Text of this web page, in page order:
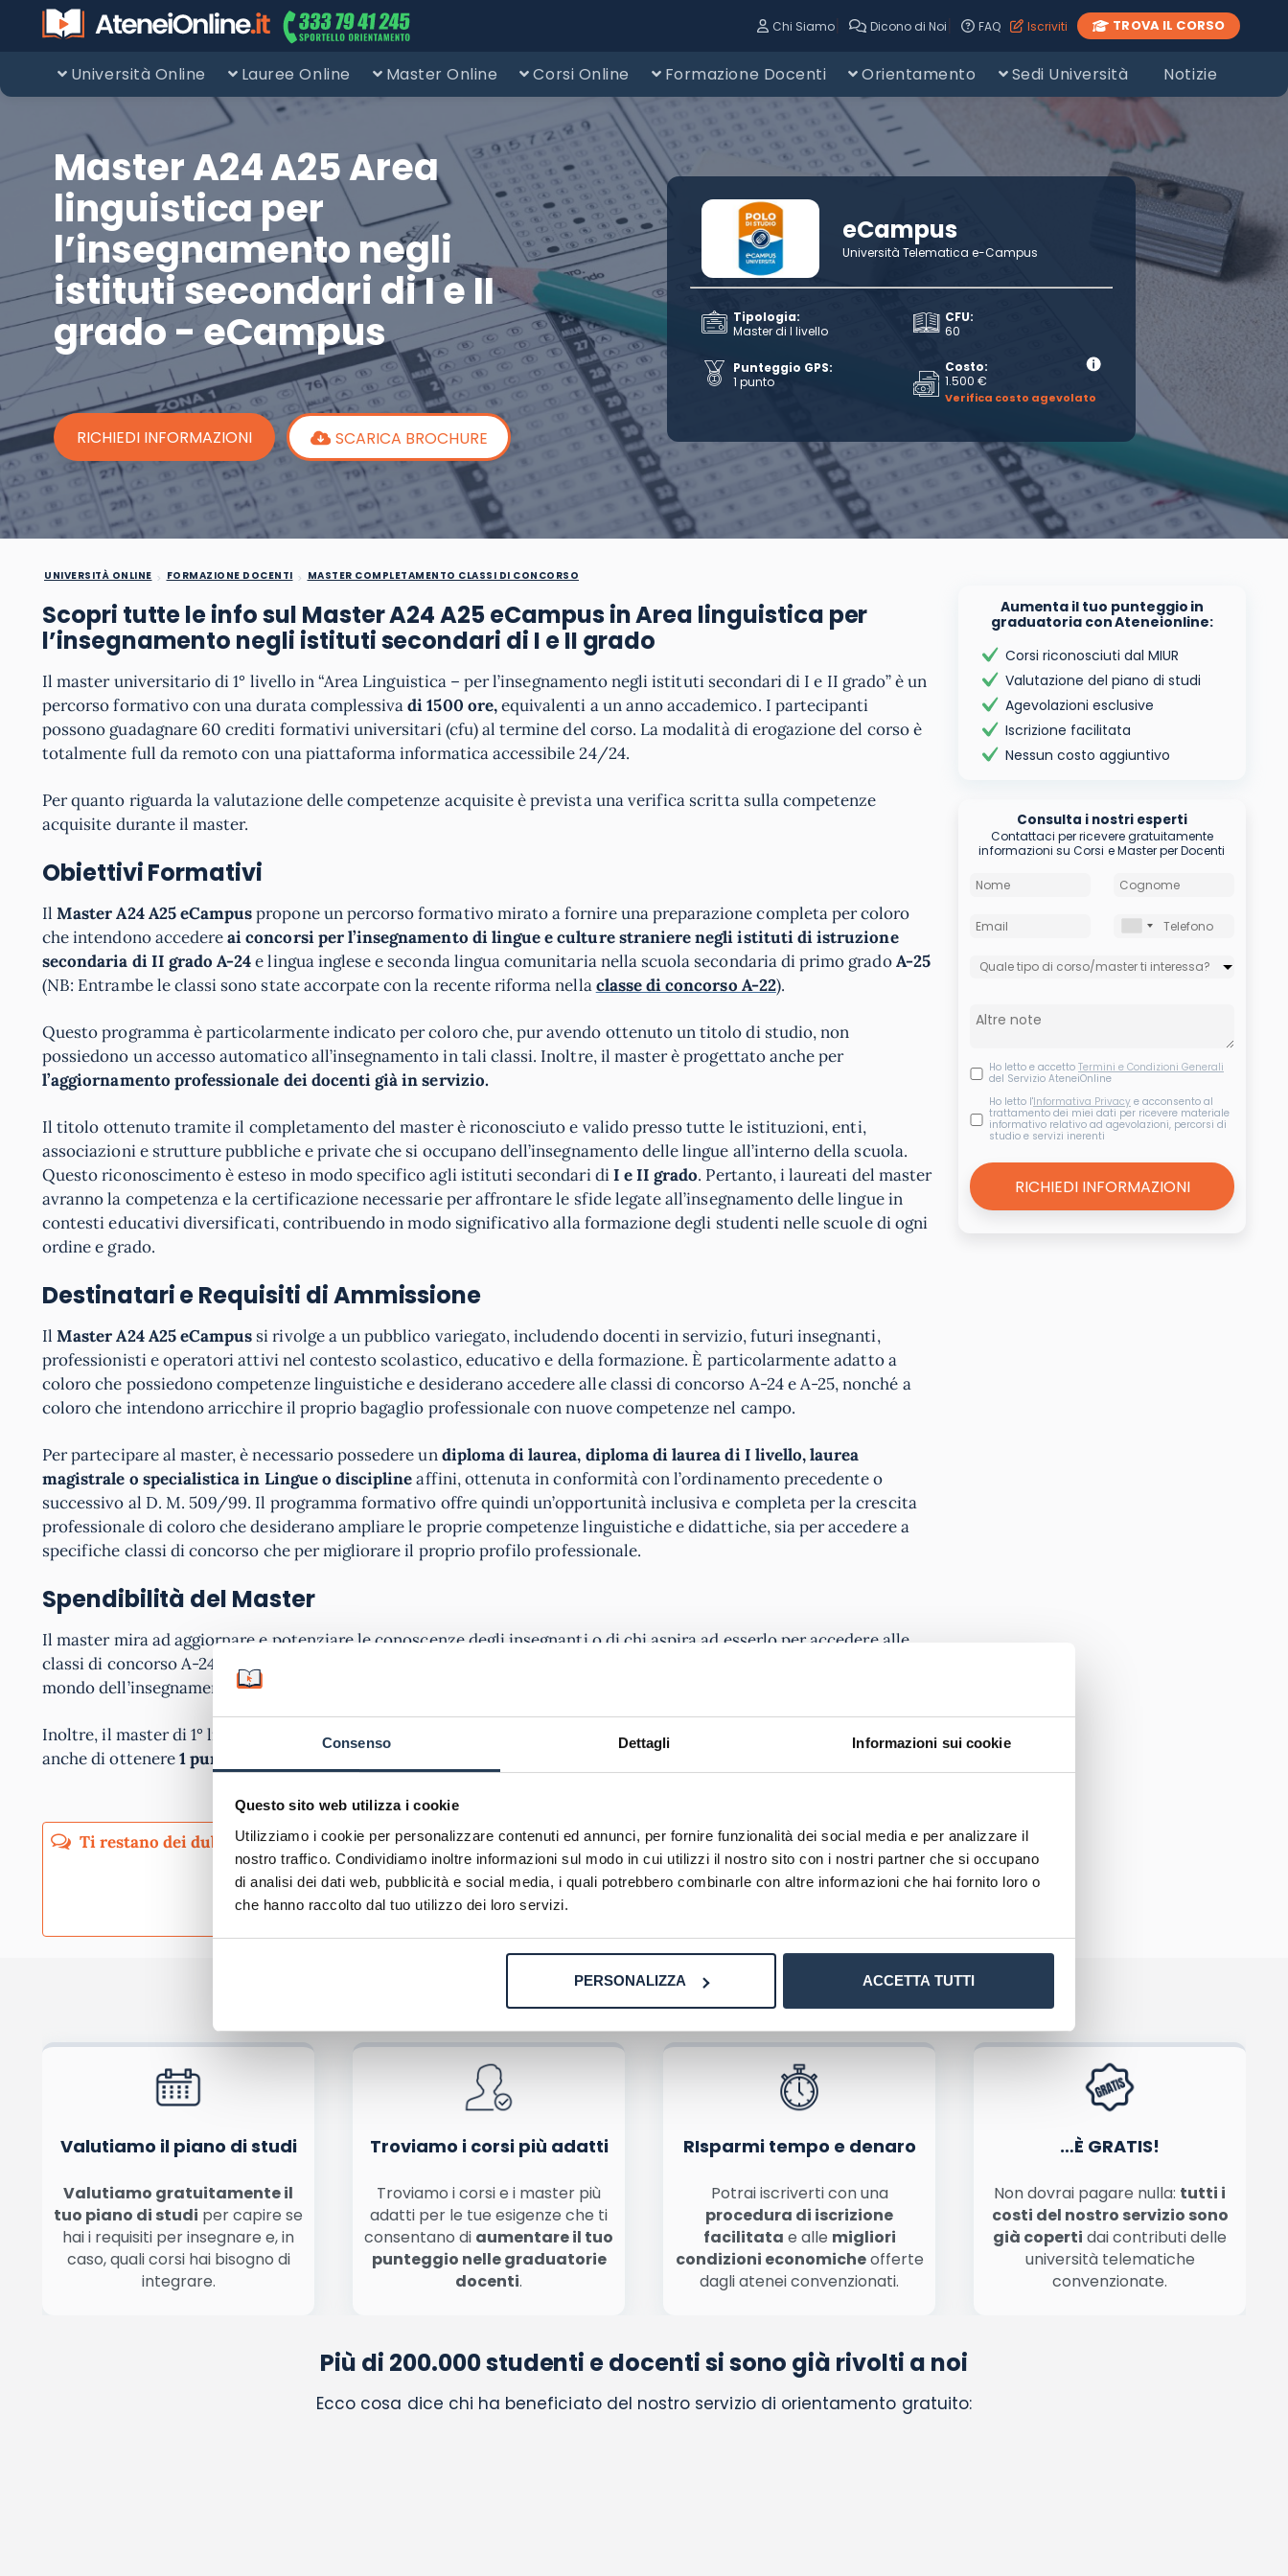
Consenso Dettagli Informazioni sui cookie
Questo sito web utilizza i cookie
Utilizziamo i cookie per personalizzare contenuti ed annunci, per fornire funzionalità dei social media e per analizzare il
nostro traffico. Condividiamo inoltre informazioni sul modo in cui utilizzi il nostro sito con i nostri partner che si occupano
di analisi dei dati web, pubblicità e social media, i quali potrebbero combinarle con altre informazioni che hai fornito loro o
che hanno raccolto dal tuo utilizzo dei loro servizi.
PERSONALIZZA ACCETTA TUTTI
Chi Siamo| Dicono di Noi| FAQ Iscriviti TROVA IL CORSO
Università Online Lauree Online Master Online Corsi Online Formazione Docenti Orientamento Sedi Università Notizie
Master A24 A25 Area
linguistica per
l’insegnamento negli
istituti secondari di I e II
grado - eCampus
RICHIEDI INFORMAZIONI SCARICA BROCHURE
eCampus
Università Telematica e-Campus
Tipologia:
Master di I livello
CFU:
60
Punteggio GPS:
1 punto
Costo:
1.500 €
Verifica costo agevolato
UNIVERSITÀ ONLINE FORMAZIONE DOCENTI MASTER COMPLETAMENTO CLASSI DI CONCORSO
Scopri tutte le info sul Master A24 A25eCampusin Area linguistica per
l’insegnamento negli istituti secondari di I e II grado
Il master universitario di 1° livello in “Area Linguistica – per l’insegnamento negli istituti secondari di I e II grado” è un
percorso formativo con una durata complessivadi 1500 ore,equivalenti a un anno accademico. I partecipanti
possono guadagnare 60 crediti formativi universitari (cfu) al termine del corso. La modalità di erogazione del corso è
totalmente full da remoto con una piattaforma informatica accessibile 24/24.
Per quanto riguarda la valutazione delle competenze acquisite è prevista una verifica scritta sulla competenze
acquisite durante il master.
Obiettivi Formativi
IlMaster A24 A25 eCampuspropone un percorso formativo mirato a fornire una preparazione completa per coloro
che intendono accedereai concorsi per l’insegnamento di lingue e culture straniere negli istituti di istruzione
secondaria di II grado A-24e lingua inglese e seconda lingua comunitaria nella scuola secondaria di primo gradoA-25
(NB: Entrambe le classi sono state accorpate con la recente riforma nellaclasse di concorso A-22).
Questo programma è particolarmente indicato per coloro che, pur avendo ottenuto un titolo di studio, non
possiedono un accesso automatico all’insegnamento in tali classi. Inoltre, il master è progettato anche per
l’aggiornamento professionale dei docenti già in servizio.
Il titolo ottenuto tramite il completamento del master è riconosciuto e valido presso tutte le istituzioni, enti,
associazioni e strutture pubbliche e private che si occupano dell’insegnamento delle lingue all’interno della scuola.
Questo riconoscimento è esteso in modo specifico agli istituti secondari diI e II grado. Pertanto, i laureati del master
avranno la competenza e la certificazione necessarie per affrontare le sfide legate all’insegnamento delle lingue in
contesti educativi diversificati, contribuendo in modo significativo alla formazione degli studenti nelle scuole di ogni
ordine e grado.
Destinatari e Requisiti di Ammissione
IlMaster A24 A25 eCampus si rivolge a un pubblico variegato, includendo docenti in servizio, futuri insegnanti,
professionisti e operatori attivi nel contesto scolastico, educativo e della formazione. È particolarmente adatto a
coloro che possiedono competenze linguistiche e desiderano accedere alle classi di concorso A-24 e A-25, nonché a
coloro che intendono arricchire il proprio bagaglio professionale con nuove competenze nel campo.
Per partecipare al master, è necessario possedere undiploma di laurea, diploma di laurea di I livello, laurea
magistrale o specialistica in Lingue o disciplineaffini, ottenuta in conformità con l’ordinamento precedente o
successivo al D. M. 509/99. Il programma formativo offre quindi un’opportunità inclusiva e completa per la crescita
professionale di coloro che desiderano ampliare le proprie competenze linguistiche e didattiche, sia per accedere a
specifiche classi di concorso che per migliorare il proprio profilo professionale.
Spendibilità del Master
Il master mira ad aggiornare e potenziare le conoscenze degli insegnanti o di chi aspira ad esserlo per accedere alle
classi di concorso A-24 e A25 o semplicemente per chi vuole arricchire il proprio bagaglio per quanto riguarda il
mondo dell’insegnamento.
Inoltre, il master di 1° livello in “Area linguistica – per l’insegnamento negli istituti secondari di I e II grado” consente
anche di ottenere1 punto nelle graduatorie GPS.
Pubblicando questo commento dai il consenso affinché un cookie salvi i tuoi dati (nome, email) per il prossimo commento.
Ho letto e acconsento l'informativasulla privacy
conferma e pubblica
Aumenta il tuo punteggio in
graduatoria con Ateneionline:
Corsi riconosciuti dal MIUR
Valutazione del piano di studi
Agevolazioni esclusive
Iscrizione facilitata
Nessun costo aggiuntivo
Consulta i nostri esperti
Contattaci per ricevere gratuitamente
informazioni su Corsi e Master per Docenti
Ho letto e accetto Termini e Condizioni Generali
del Servizio AteneiOnline
Ho letto l'Informativa Privacy e acconsento al
trattamento dei miei dati per ricevere materiale
informativo relativo ad agevolazioni, percorsi di
studio e servizi inerenti
Perché rivolgersi ad AteneiOnline:
Valutiamo il piano di studi
Valutiamo gratuitamente il
tuo piano di studi per capire se
hai i requisiti per insegnare e, in
caso, quali corsi hai bisogno di
integrare.
Troviamo i corsi più adatti
Troviamo i corsi e i master più
adatti per le tue esigenze che ti
consentano di aumentare il tuo
punteggio nelle graduatorie
docenti.
RIsparmi tempo e denaro
Potrai iscriverti con una
procedura di iscrizione
facilitata e alle migliori
condizioni economicheofferte
dagli atenei convenzionati.
…È GRATIS!
Non dovrai pagare nulla: tutti i
costi del nostro servizio sono
già coperti dai contributi delle
università telematiche
convenzionate.
Più di 200.000 studenti e docenti si sono già rivolti a noi
Ecco cosa dice chi ha beneficiato del nostro servizio di orientamento gratuito: